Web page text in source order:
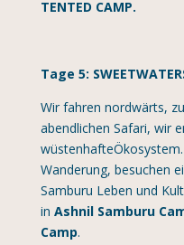
TENTED CAMP.
Tage 5:
Wir fahren nordwärts,
abendlichen Safari, wir
Wanderung, besuchen
Samburu Leben und
in Ashnil Samburu
Camp.